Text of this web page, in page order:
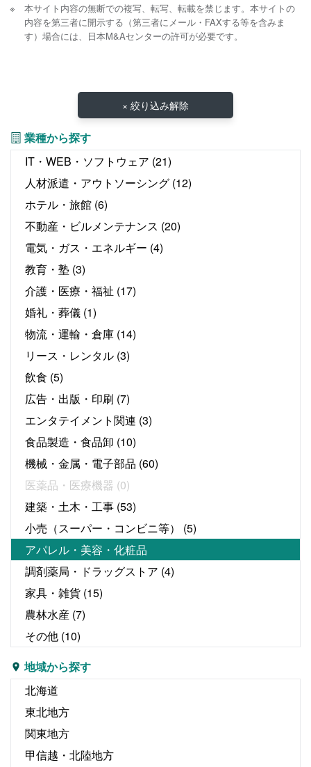
本サイト内容の無断での複写、転写、転載を禁じます。本サイトの
内容を第三者に開示する（第三者にメール・FAXする等を含みま
す）場合には、日本M&Aセンターの許可が必要です。
× 絞り込み解除
業種から探す
IT・WEB・ソフトウェア (21)
人材派遣・アウトソーシング (12)
ホテル・旅館 (6)
不動産・ビルメンテナンス (20)
電気・ガス・エネルギー (4)
教育・塾 (3)
介護・医療・福祉 (17)
婚礼・葬儀 (1)
物流・運輸・倉庫 (14)
リース・レンタル (3)
飲食 (5)
広告・出版・印刷 (7)
エンタテイメント関連 (3)
食品製造・食品卸 (10)
機械・金属・電子部品 (60)
医薬品・医療機器 (0)
建築・土木・工事 (53)
小売（スーパー・コンビニ等）
(5)
アパレル・美容・化粧品
調剤薬局・ドラッグストア (4)
家具・雑貨 (15)
農林水産 (7)
その他 (10)
地域から探す
北海道
東北地方
関東地方
甲信越・北陸地方